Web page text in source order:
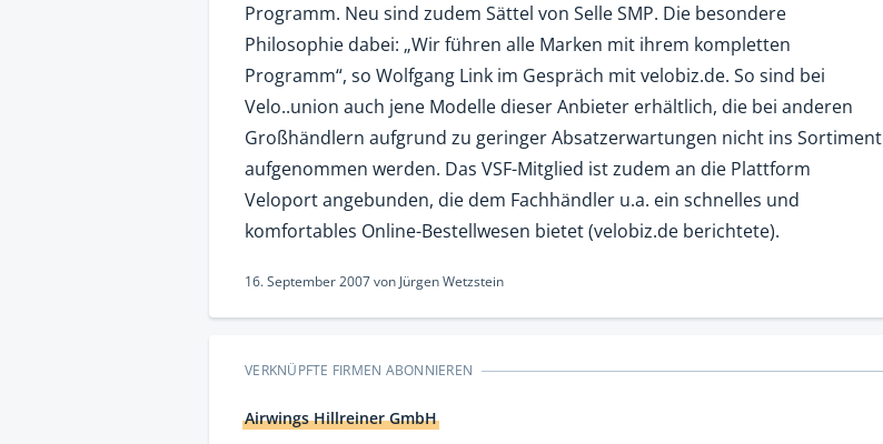
Programm. Neu sind zudem Sättel von Selle SMP. Die besondere
Philosophie dabei: „Wir führen alle Marken mit ihrem kompletten
Programm“, so Wolfgang Link im Gespräch mit velobiz.de. So sind bei
Velo..union auch jene Modelle dieser Anbieter erhältlich, die bei anderen
Großhändlern aufgrund zu geringer Absatzerwartungen nicht ins Sortiment
aufgenommen werden. Das VSF-Mitglied ist zudem an die Plattform
Veloport angebunden, die dem Fachhändler u.a. ein schnelles und
komfortables Online-Bestellwesen bietet (velobiz.de berichtete).
16. September 2007von Jürgen Wetzstein
VERKNÜPFTE FIRMEN ABONNIEREN
Airwings Hillreiner GmbH